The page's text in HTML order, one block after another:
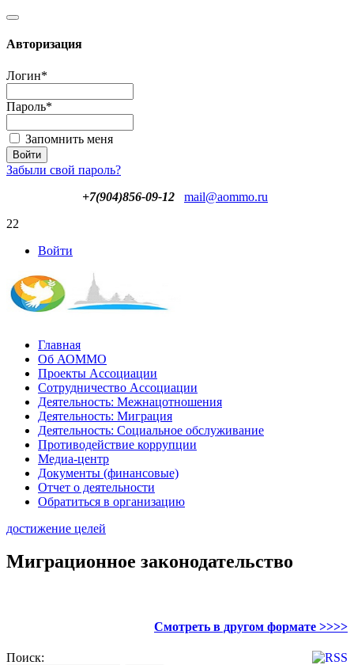
Авторизация
Логин*
Пароль*
Запомнить меня
Забыли свой пароль?
+7(904)856-09-12
mail@aommo.ru
22
Войти
Главная
Об АОММО
Проекты Ассоциации
Сотрудничество Ассоциации
Деятельность: Межнацотношения
Деятельность: Миграция
Деятельность: Социальное обслуживание
Противодействие коррупции
Медиа-центр
Документы (финансовые)
Отчет о деятельности
Обратиться в организацию
достижение целей
Миграционное законодательство
Смотреть в другом формате >>>>
Поиск: